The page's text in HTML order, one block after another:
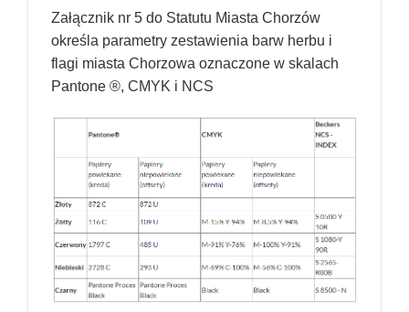
Załącznik nr 5 do Statutu Miasta Chorzów
określa parametry zestawienia barw herbu i
flagi miasta Chorzowa oznaczone w skalach
Pantone ®, CMYK i NCS